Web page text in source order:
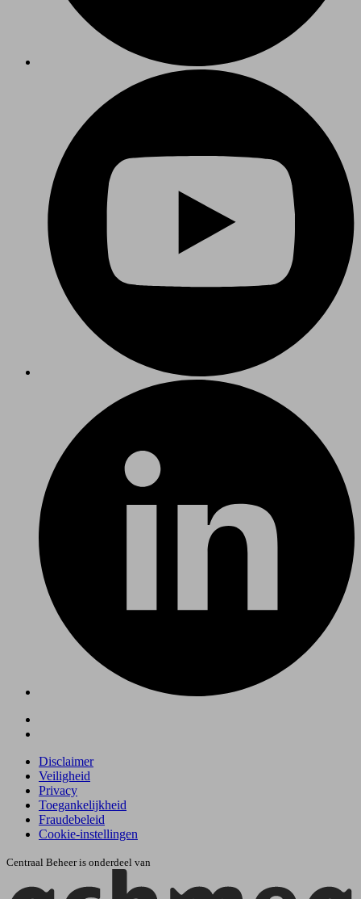
Disclaimer
Veiligheid
Privacy
Toegankelijkheid
Fraudebeleid
Cookie-instellingen
Centraal Beheer is onderdeel van